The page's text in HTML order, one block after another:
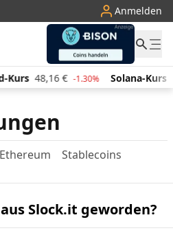
Anmelden
Kurs 48,16 € -1.30% Solana-Kurs
Ethereum Stablecoins
Slock.it geworden?